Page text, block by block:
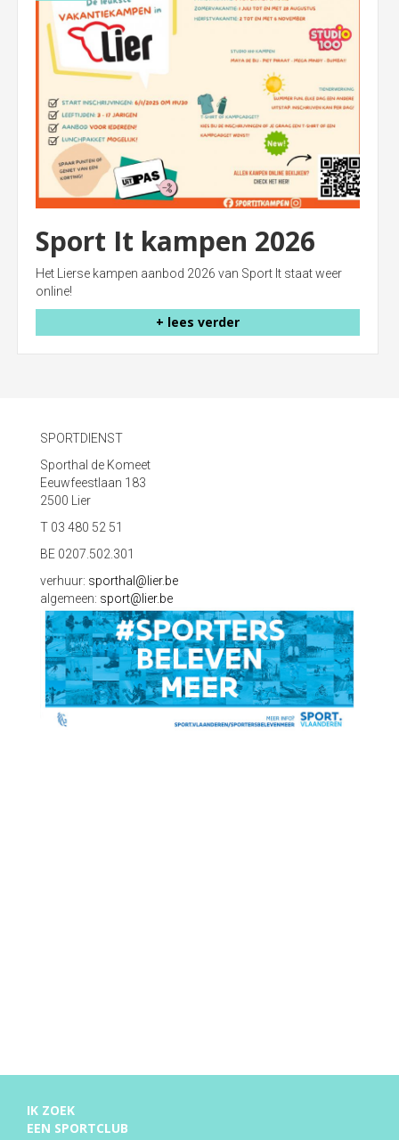
Sport It kampen 2026
Het Lierse kampen aanbod 2026 van Sport It staat weer
online!
+ lees verder
SPORTDIENST
Sporthal de Komeet
Eeuwfeestlaan 183
2500 Lier
T 03 480 52 51
BE 0207.502.301
verhuur: sporthal@lier.be
algemeen: sport@lier.be
IK ZOEK
EEN SPORTCLUB